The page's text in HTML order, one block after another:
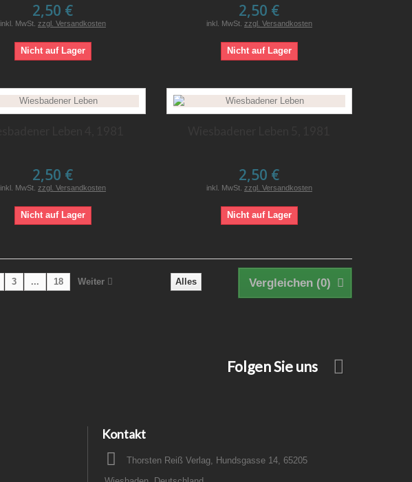
2,50 €
inkl. MwSt. zzgl. Versandkosten
Nicht auf Lager
2,50 €
inkl. MwSt. zzgl. Versandkosten
Nicht auf Lager
2,50 €
inkl. MwSt. zzgl. Versandkosten
Nicht auf Lager
2,50 €
inkl. MwSt. zzgl. Versandkosten
Nicht auf Lager
Vergleichen (0)
Alles
3 ... 18 Weiter
Folgen Sie uns
Kontakt
Thorsten Reiß Verlag, Hundsgasse 14, 65205